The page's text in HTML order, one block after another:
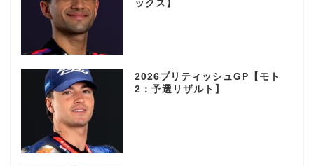
ックス】
2026ブリティッシュGP【モト
2：予選リザルト】